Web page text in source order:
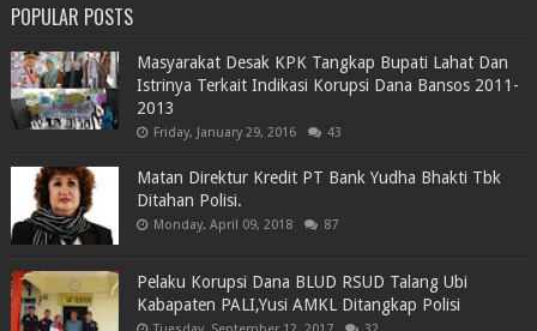
POPULAR POSTS
Masyarakat Desak KPK Tangkap Bupati Lahat Dan
Istrinya Terkait Indikasi Korupsi Dana Bansos 2011-
2013
Friday, January 29, 2016 43
Matan Direktur Kredit PT Bank Yudha Bhakti Tbk
Ditahan Polisi.
Monday, April 09, 2018 87
Pelaku Korupsi Dana BLUD RSUD Talang Ubi
Kabapaten PALI,Yusi AMKL Ditangkap Polisi